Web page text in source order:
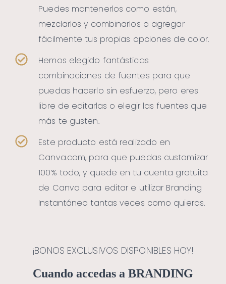
Puedes mantenerlos como están,
mezclarlos y combinarlos o agregar
fácilmente tus propias opciones de color.
Hemos elegido fantásticas
combinaciones de fuentes para que
puedas hacerlo sin esfuerzo, pero eres
libre de editarlas o elegir las fuentes que
más te gusten.
Este producto está realizado en
Canva.com, para que puedas customizar
100% todo, y quede en tu cuenta gratuita
de Canva para editar e utilizar Branding
Instantáneo tantas veces como quieras.
¡BONOS EXCLUSIVOS DISPONIBLES HOY!
Cuando accedas a BRANDING